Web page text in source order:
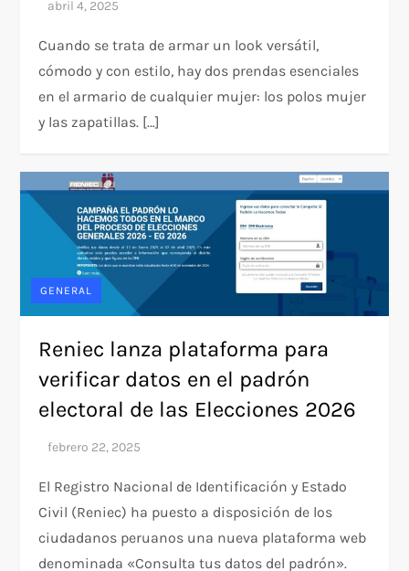
Cuando se trata de armar un look versátil,
cómodo y con estilo, hay dos prendas esenciales
en el armario de cualquier mujer: los polos mujer
y las zapatillas. […]
GENERAL
Reniec lanza plataforma para
verificar datos en el padrón
electoral de las Elecciones 2026
El Registro Nacional de Identificación y Estado
Civil (Reniec) ha puesto a disposición de los
ciudadanos peruanos una nueva plataforma web
denominada «Consulta tus datos del padrón».